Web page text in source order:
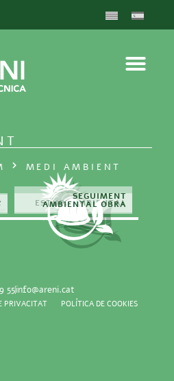
MEDI AMBIENT
ESTUDI AMBIENTAL
ESTUDI AMBIENTAL
SEGUIMENT
AMBIENTAL OBRA
SEGUIMENT
AMBIENTAL OBRA
55info@areni.cat
PRIVACITAT POLÍTICA DE COOKIES